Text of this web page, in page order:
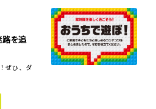
ドを一
路を追
ぜひ、ダ